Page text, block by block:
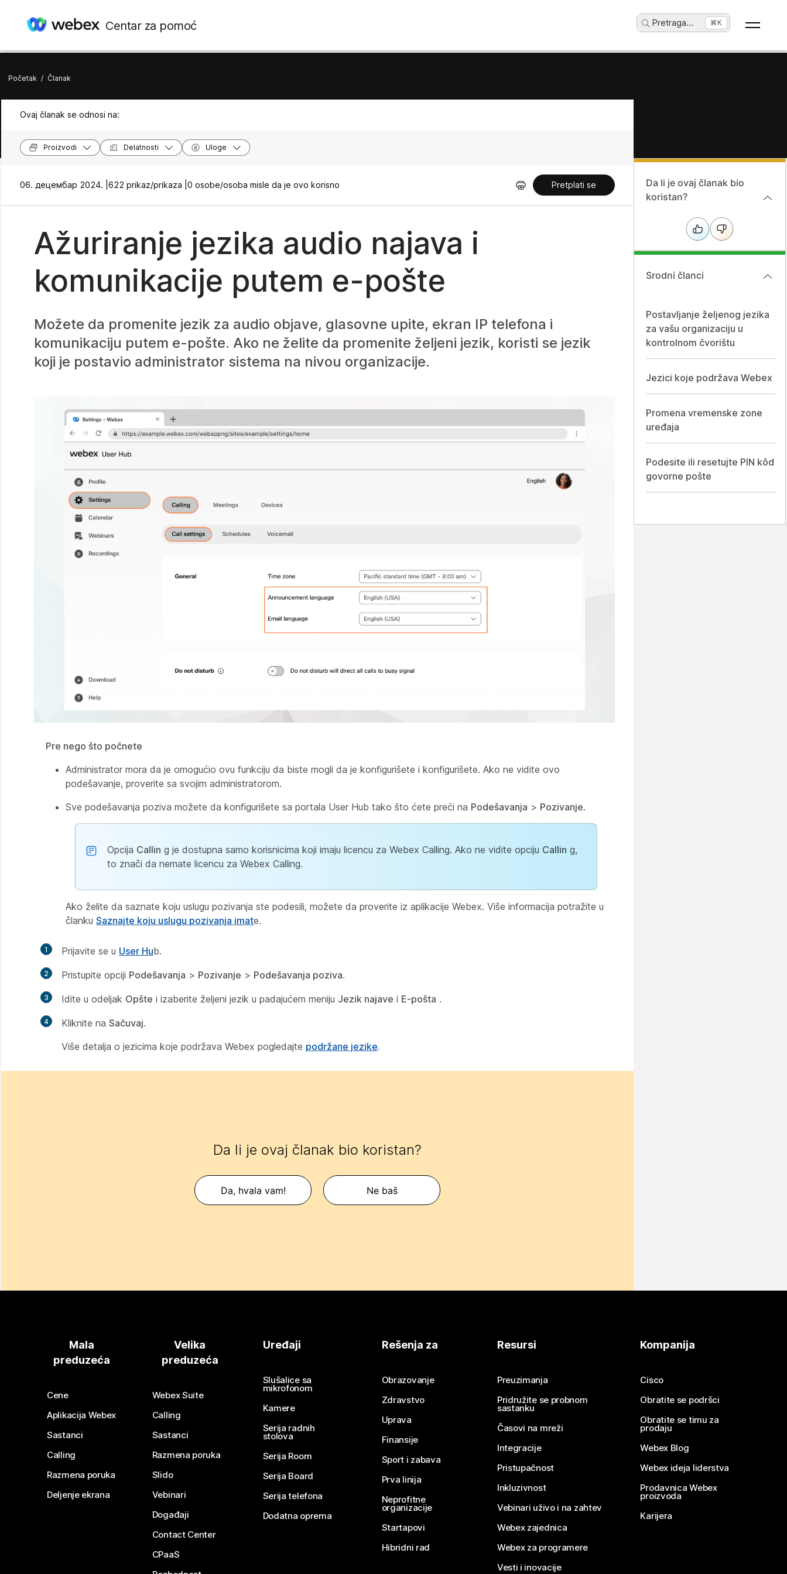
Centar za pomoć Pretraga... ⌘K
Početak / Članak
Ovaj članak se odnosi na:
Proizvodi Delatnosti Uloge
06. децембар 2024. | 622 prikaz/prikaza | 0 osobe/osoba misle da je ovo korisno Pretplati se
Ažuriranje jezika audio najava i
komunikacije putem e-pošte
Možete da promenite jezik za audio objave, glasovne upite, ekran IP telefona i
komunikaciju putem e-pošte. Ako ne želite da promenite željeni jezik, koristi se jezik
koji je postavio administrator sistema na nivou organizacije.
Pre nego što počnete
Administrator mora da je omogućio ovu funkciju da biste mogli da je konfigurišete i konfigurišete. Ako ne vidite ovo
podešavanje, proverite sa svojim administratorom.
Sve podešavanja poziva možete da konfigurišete sa portala User Hub tako što ćete preći na Podešavanja > Pozivanje.
Opcija Callin g je dostupna samo korisnicima koji imaju licencu za Webex Calling. Ako ne vidite opciju Callin g,
to znači da nemate licencu za Webex Calling.
Ako želite da saznate koju uslugu pozivanja ste podesili, možete da proverite iz aplikacije Webex. Više informacija potražite u
članku Saznajte koju uslugu pozivanja imate.
1 Prijavite se u User Hub.
2 Pristupite opciji Podešavanja > Pozivanje > Podešavanja poziva.
3 Idite u odeljak Opšte i izaberite željeni jezik u padajućem meniju Jezik najave i E-pošta .
4 Kliknite na Sačuvaj.
Više detalja o jezicima koje podržava Webex pogledajte podržane jezike.
Da li je ovaj članak bio koristan?
Da, hvala vam! Ne baš
Da li je ovaj članak bio
koristan?
Srodni članci
Postavljanje željenog jezika
za vašu organizaciju u
kontrolnom čvorištu
Jezici koje podržava Webex
Promena vremenske zone
uređaja
Podesite ili resetujte PIN kôd
govorne pošte
Mala
preduzeća
Cene
Aplikacija Webex
Sastanci
Calling
Razmena poruka
Deljenje ekrana
Velika
preduzeća
Webex Suite
Calling
Sastanci
Razmena poruka
Slido
Vebinari
Događaji
Contact Center
CPaaS
Uređaji
Slušalice sa
mikrofonom
Kamere
Serija radnih
stolova
Serija Room
Serija Board
Serija telefona
Dodatna oprema
Rešenja za
Obrazovanje
Zdravstvo
Uprava
Finansije
Sport i zabava
Prva linija
Neprofitne
organizacije
Startapovi
Hibridni rad
Resursi
Preuzimanja
Pridružite se probnom
sastanku
Časovi na mreži
Integracije
Pristupačnost
Inkluzivnost
Vebinari uživo i na zahtev
Webex zajednica
Webex za programere
Vesti i inovacije
Kompanija
Cisco
Obratite se podršci
Obratite se timu za
prodaju
Webex Blog
Webex ideja liderstva
Prodavnica Webex
proizvoda
Karijera